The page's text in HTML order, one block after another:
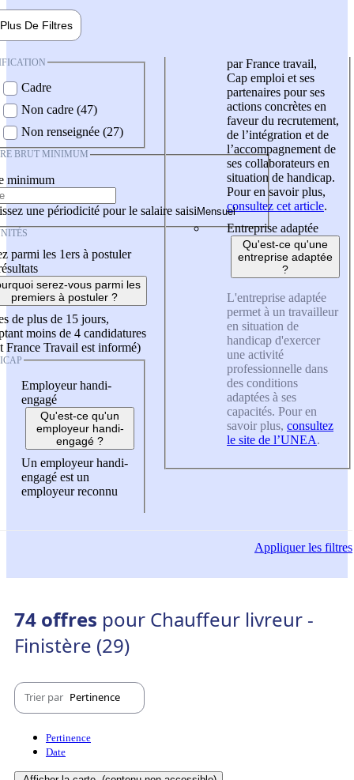
Plus De Filtres
Cadre
Non cadre (47)
Non renseignée (27)
BRUT MINIMUM
minimum
une périodicité pour le salaire saisi
parmi les 1ers à postuler
serez-vous parmi les
premiers à postuler ?
de plus de 15 jours,
moins de 4 candidatures
France Travail est informé)
Employeur handi-
engagé
Qu'est-ce qu'un
employeur handi-
engagé ?
Un employeur handi-
engagé est un
employeur reconnu
par France travail,
Cap emploi et ses
partenaires pour ses
actions concrètes en
faveur du recrutement,
de l’intégration et de
l’accompagnement de
ses collaborateurs en
situation de handicap.
Pour en savoir plus,
consultez cet article.
Entreprise adaptée
Qu'est-ce qu'une
entreprise adaptée
?
L'entreprise adaptée
permet à un travailleur
en situation de
handicap d'exercer
une activité
professionnelle dans
des conditions
adaptées à ses
capacités. Pour en
savoir plus, consultez
le site de l’UNEA.
Appliquerles filtres
74 offres pour Chauffeur livreur -
Finistère (29)
Trier par Pertinence
Pertinence
Date